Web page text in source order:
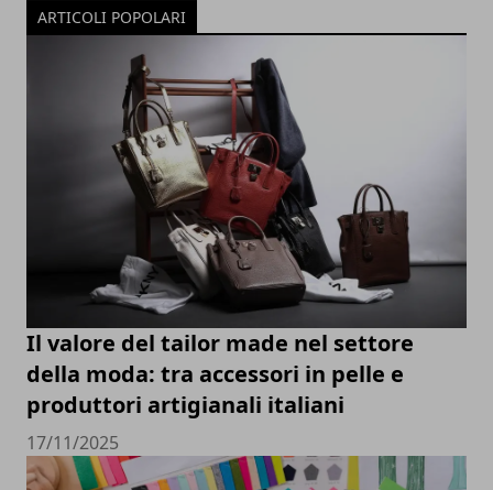
ARTICOLI POPOLARI
Il valore del tailor made nel settore
della moda: tra accessori in pelle e
produttori artigianali italiani
17/11/2025